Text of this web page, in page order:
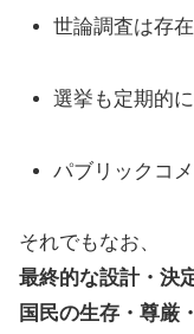
世論調査は存
選挙も定期的
パブリックコ
それでもなお、
最終的な設計・決
国民の生存・尊厳